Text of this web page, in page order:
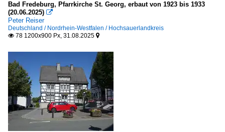
Bad Fredeburg, Pfarrkirche St. Georg, erbaut von 1923 bis 1933
(20.06.2025) 
Peter Reiser
Deutschland / Nordrhein-Westfalen / Hochsauerlandkreis
 78 1200x900 Px, 31.08.2025 